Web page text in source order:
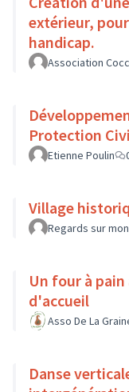
extérieur,
handicap.
Association
Protection
Etienne Poulin
Village
Regards sur
Un four à
d'accueil
Asso De La
Danse